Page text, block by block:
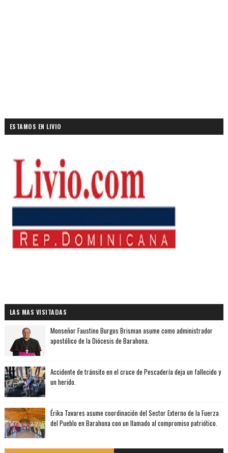
ESTAMOS EN LIVIO
LAS MAS VISITADAS
Monseñor Faustino Burgos Brisman asume como administrador
apostólico de la Diócesis de Barahona.
Accidente de tránsito en el cruce de Pescadería deja un fallecido y
un herido.
Érika Tavares asume coordinación del Sector Externo de la Fuerza
del Pueblo en Barahona con un llamado al compromiso patriótico.